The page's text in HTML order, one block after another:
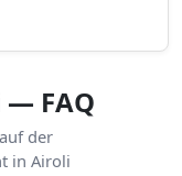
FAQ
der
in Airoli